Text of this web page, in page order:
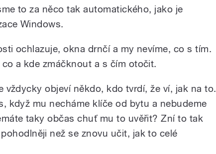
to za něco tak automatického, jako je
Windows.
ochlazuje, okna drnčí a my nevíme, co s tím.
a kde zmáčknout a s čím otočit.
vždycky objeví někdo, kdo tvrdí, že ví, jak na to.
když mu necháme klíče od bytu a nebudeme
taky občas chuť mu to uvěřit? Zní to tak
než se znovu učit, jak to celé